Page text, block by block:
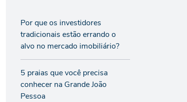
Por que os investidores
tradicionais estão errando o
alvo no mercado imobiliário?
5 praias que você precisa
conhecer na Grande João
Pessoa